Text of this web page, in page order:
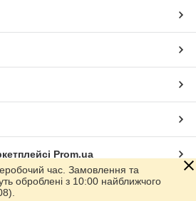
Prom.ua
час. Замовлення та
оброблені з 10:00 найближчого